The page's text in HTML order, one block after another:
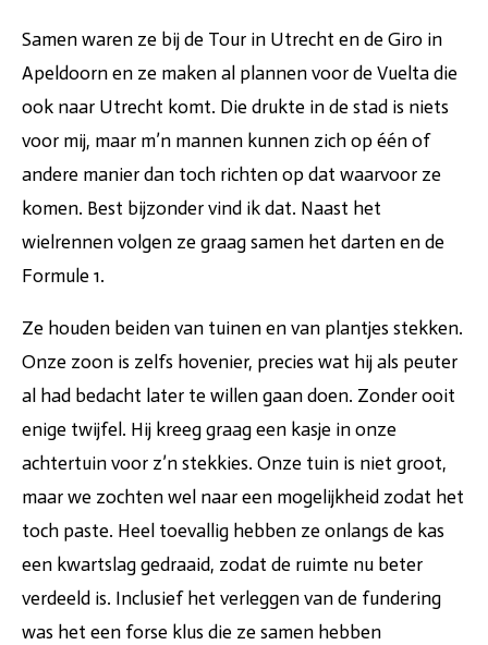
Samen waren ze bij de Tour in Utrecht en de Giro in
Apeldoorn en ze maken al plannen voor de Vuelta die
ook naar Utrecht komt. Die drukte in de stad is niets
voor mij, maar m’n mannen kunnen zich op één of
andere manier dan toch richten op dat waarvoor ze
komen. Best bijzonder vind ik dat. Naast het
wielrennen volgen ze graag samen het darten en de
Formule 1.
Ze houden beiden van tuinen en van plantjes stekken.
Onze zoon is zelfs hovenier, precies wat hij als peuter
al had bedacht later te willen gaan doen. Zonder ooit
enige twijfel. Hij kreeg graag een kasje in onze
achtertuin voor z’n stekkies. Onze tuin is niet groot,
maar we zochten wel naar een mogelijkheid zodat het
toch paste. Heel toevallig hebben ze onlangs de kas
een kwartslag gedraaid, zodat de ruimte nu beter
verdeeld is. Inclusief het verleggen van de fundering
was het een forse klus die ze samen hebben